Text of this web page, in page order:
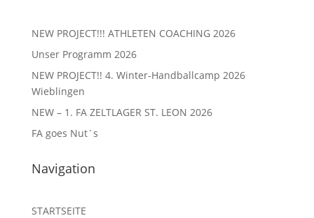
NEW PROJECT!!! ATHLETEN COACHING 2026
Unser Programm 2026
NEW PROJECT!! 4. Winter-Handballcamp 2026
Wieblingen
NEW – 1. FA ZELTLAGER ST. LEON 2026
FA goes Nut´s
Navigation
STARTSEITE